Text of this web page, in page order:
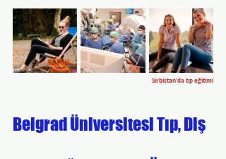
Sırbistan'da tıp eğitimi
Belgrad Üniversitesi Tıp, Diş